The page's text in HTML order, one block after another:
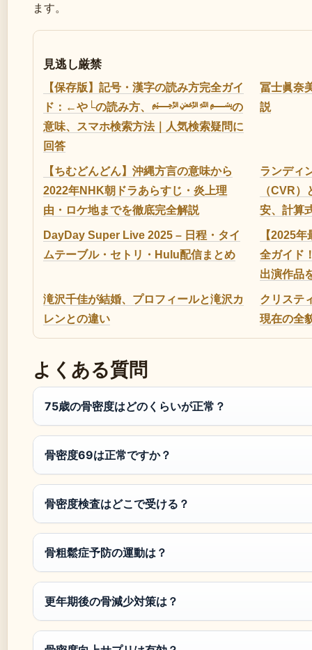
ます。
見逃し厳禁
【保存版】記号・漢字の読み方完全ガイ
ド：←や└の読み方、﷽の
意味、スマホ検索方法｜人気検索疑問に
回答
冨士眞奈
説
【ちむどんどん】沖縄方言の意味から
2022年NHK朝ドラあらすじ・炎上理
由・ロケ地までを徹底完全解説
ランディ
（CVR
安、計算
DayDay Super Live 2025 – 日程・タイ
ムテーブル・セトリ・Hulu配信まとめ
【2025
全ガイド
出演作品
滝沢千佳が結婚、プロフィールと滝沢カ
レンとの違い
クリステ
現在の全
よくある質問
75歳の骨密度はどのくらいが正常？
骨密度69は正常ですか？
骨密度検査はどこで受ける？
骨粗鬆症予防の運動は？
更年期後の骨減少対策は？